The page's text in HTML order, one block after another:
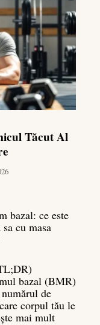
Tăcut Al
bazal: ce este
cu masa
bazal (BMR)
de
corpul tău le
mai mult: